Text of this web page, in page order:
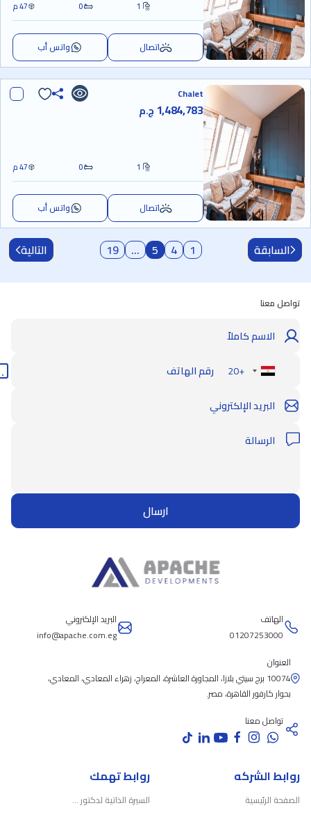
1
0 47 م
اتصال واتس أب
Chalet
1,484,783ج.م
1
0 47 م
اتصال واتس أب
السابقة 1
4
5
...
19 التالية
الهاتف
01207253000
البريد الإلكتروني
info@apache.com.eg
العنوان
10074 برج سيتي بلازا، المجاورة العاشرة، المعراج، زهراء المعادي، المعادي،
بحوار كارفور القاهرة، مصر.
تواصل معنا
روابط الشركه
الصفحة الرئيسية
روابط تهمك
السيرة الذاتية لدكتور ...
تواصل معنا
Egypt
+20
ارسال